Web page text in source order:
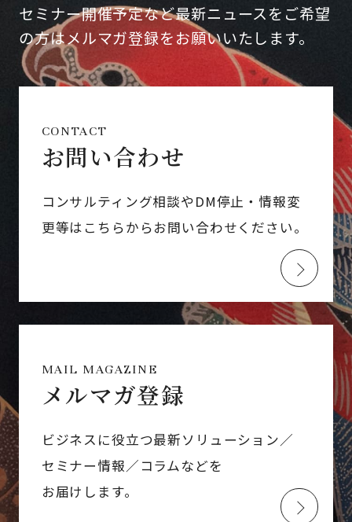
セミナー開催予定など最新ニュースをご希望
の方はメルマガ登録をお願いいたします。
CONTACT
お問い合わせ
コンサルティング相談やDM停止・情報変
更等はこちらからお問い合わせください。
MAIL MAGAZINE
メルマガ登録
ビジネスに役立つ最新ソリューション／
セミナー情報／コラムなどを
お届けします。